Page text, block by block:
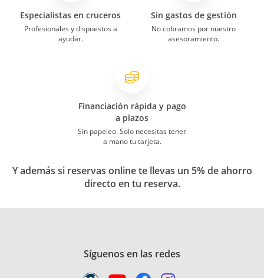
Especialistas en cruceros
Profesionales y dispuestos a
ayudar.
Sin gastos de gestión
No cobramos por nuestro
asesoramiento.
Financiación rápida y pago
a plazos
Sin papeleo. Solo necesitas tener
a mano tu tarjeta.
Y además si reservas online te llevas un 5% de ahorro
directo en tu reserva.
Síguenos en las redes